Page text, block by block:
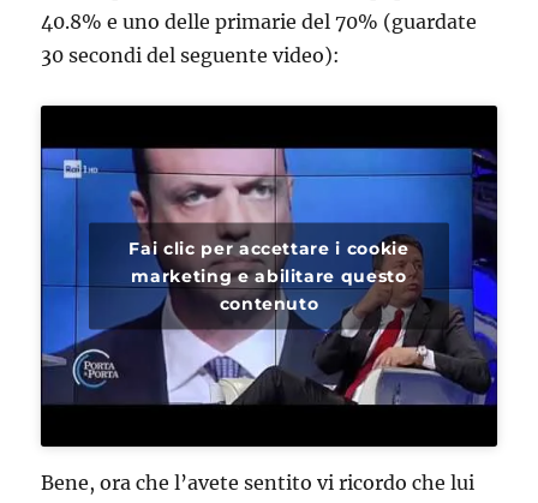
40.8% e uno delle primarie del 70% (guardate
30 secondi del seguente video):
Fai clic per accettare i cookie
marketing e abilitare questo
contenuto
Bene, ora che l’avete sentito vi ricordo che lui